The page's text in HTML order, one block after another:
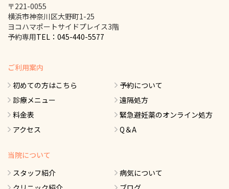
〒221-0055
横浜市神奈川区大野町1-25
ヨコハマポートサイドプレイス3階
予約専用TEL：045-440-5577
ご利用案内
初めての方はこちら
診療メニュー
料金表
アクセス
予約について
遠隔処方
緊急避妊薬のオンライン処方
Q＆A
当院について
スタッフ紹介
病気について